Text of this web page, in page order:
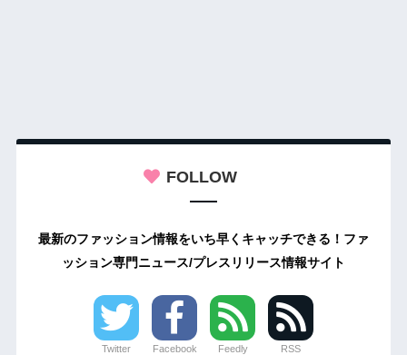
FOLLOW
最新のファッション情報をいち早くキャッチできる！ファ
ッション専門ニュース/プレスリリース情報サイト
Twitter Facebook Feedly RSS